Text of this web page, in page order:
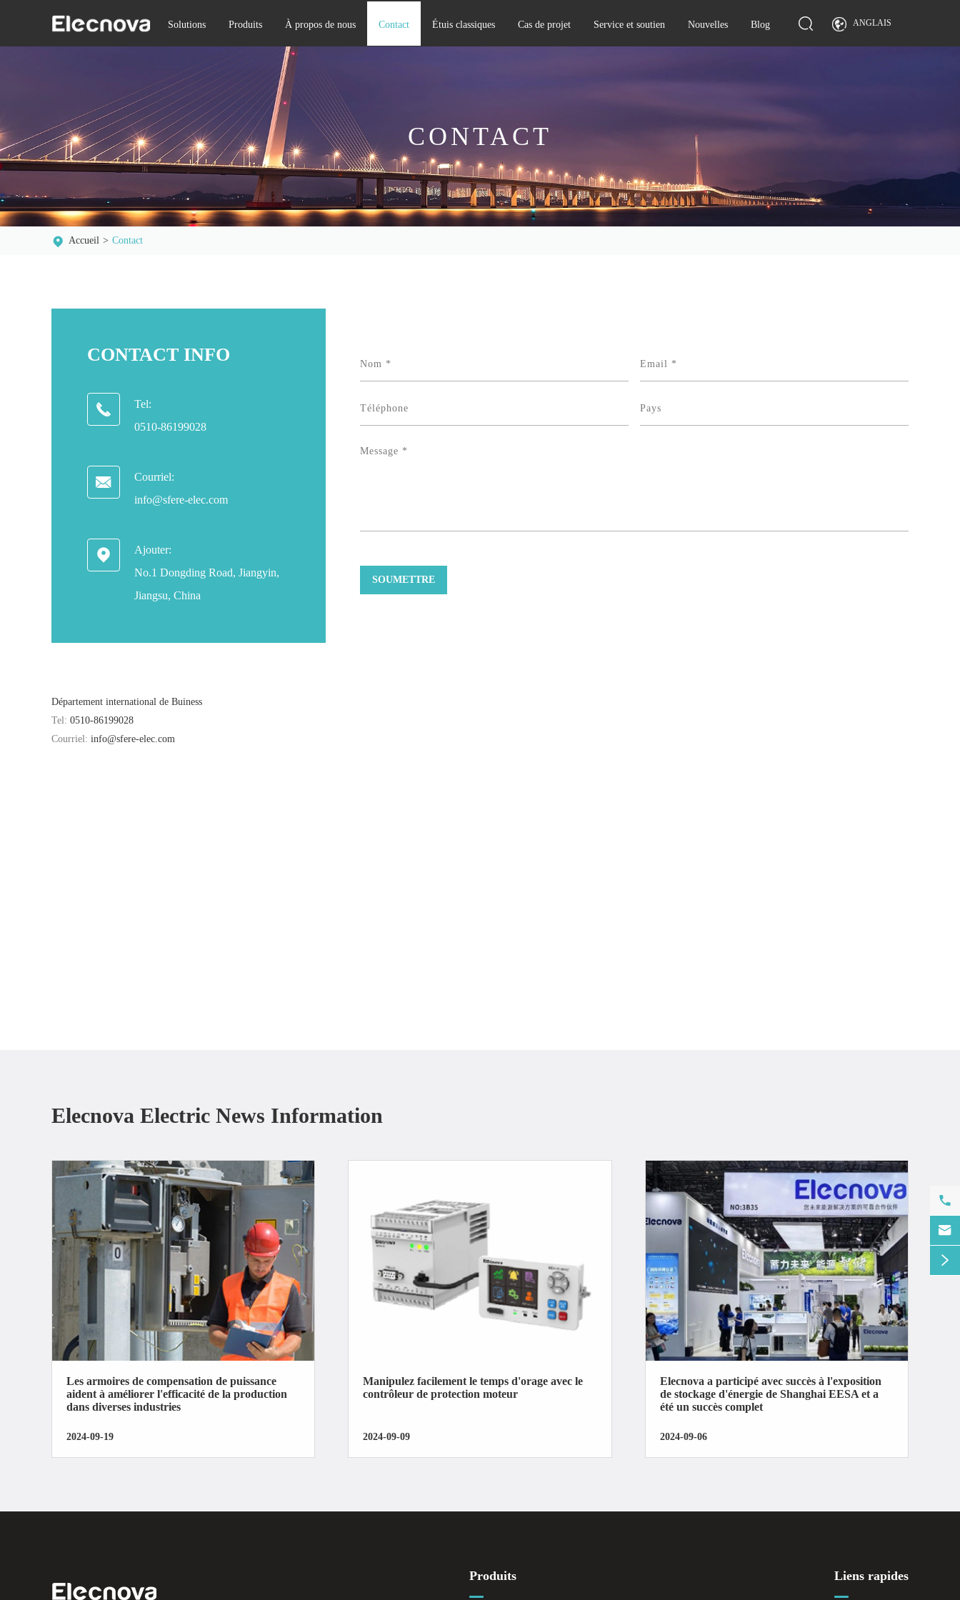
Solutions Produits À propos de nous Contact Étuis classiques Cas de projet Service et soutien Nouvelles Blog ANGLAIS
CONTACT
Accueil Contact
CONTACT INFO

Tel:
0510-86199028

Courriel:
info@sfere-elec.com

Ajouter:
No.1 Dongding Road, Jiangyin,
Jiangsu, China
Département international de Buiness
Tel: 0510-86199028
Courriel: info@sfere-elec.com
Elecnova Electric News Information
Les armoires de compensation de puissance
aident à améliorer l'efficacité de la production
dans diverses industries
2024-09-19
Manipulez facilement le temps d'orage avec le
contrôleur de protection moteur
2024-09-09
Elecnova a participé avec succès à l'exposition
de stockage d'énergie de Shanghai EESA et a
été un succès complet
2024-09-06
Produits Liens rapides


